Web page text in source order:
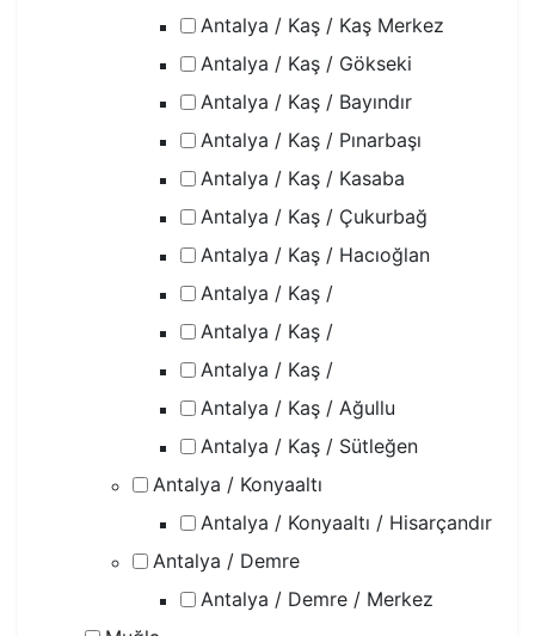
Antalya / Kaş / Kaş Merkez
Antalya / Kaş / Gökseki
Antalya / Kaş / Bayındır
Antalya / Kaş / Pınarbaşı
Antalya / Kaş / Kasaba
Antalya / Kaş / Çukurbağ
Antalya / Kaş / Hacıoğlan
Antalya / Kaş /
Antalya / Kaş /
Antalya / Kaş /
Antalya / Kaş / Ağullu
Antalya / Kaş / Sütleğen
Antalya / Konyaaltı
Antalya / Konyaaltı / Hisarçandır
Antalya / Demre
Antalya / Demre / Merkez